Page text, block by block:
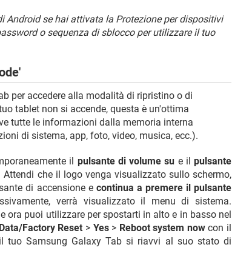
Android se hai attivata la Protezione per dispositivi
o sequenza di sblocco per utilizzare il tuo
per accedere alla modalità di ripristino o di
tablet non si accende, questa è un'ottima
tutte le informazioni dalla memoria interna
di sistema, app, foto, video, musica, ecc.).
il pulsante di volume su e il pulsante
Attendi che il logo venga visualizzato sullo schermo,
di accensione e continua a premere il pulsante
verrà visualizzato il menu di sistema.
ora puoi utilizzare per spostarti in alto e in basso nel
Factory Reset > Yes> Reboot system nowcon il
tuo Samsung Galaxy Tab si riavvi al suo stato di